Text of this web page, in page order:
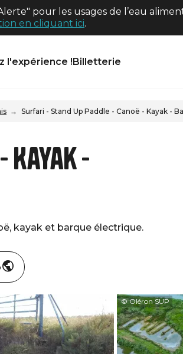
pour les usages de l’eau
en cliquant ici.
l'expérience !Billetterie
Surfari - Stand Up Paddle - Canoë - Kayak -
Kayak -
kayak et barque électrique.
© Oléron SUP